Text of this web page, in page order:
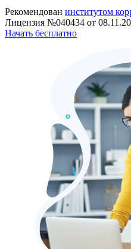
Рекомендован институтом
Лицензия №040434 от
Начать бесплатно